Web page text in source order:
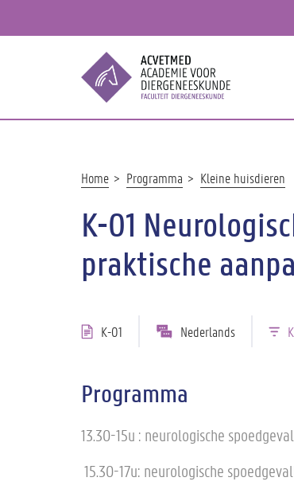
Kruimelpad
Home Programma Kleine huisdieren
K-01
praktische
K-01 Nederlands
Programma
13.30-15u : neurologische
15.30-17u: neurologische